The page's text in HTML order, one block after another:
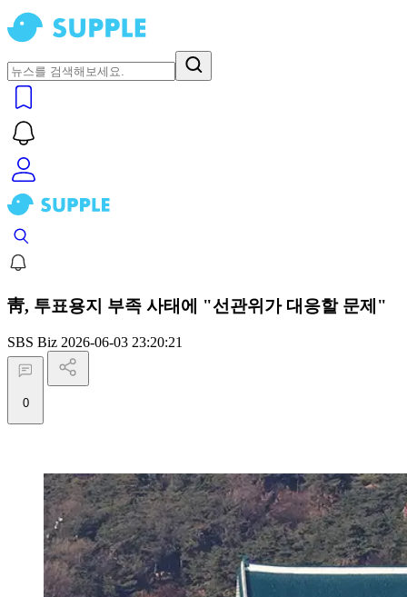
靑, 투표용지 부족 사태에 "선관위가 대응할 문제"
SBS Biz 2026-06-03 23:20:21
0